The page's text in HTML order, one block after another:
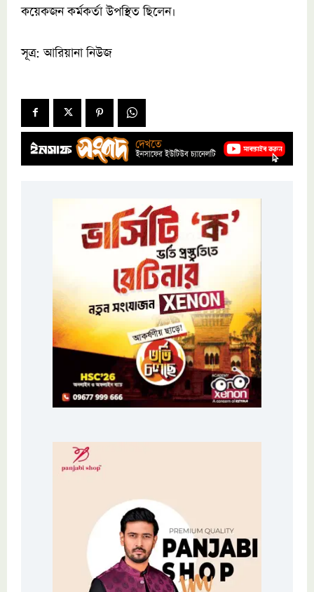
কয়েকজন কর্মকর্তা উপস্থিত ছিলেন।
সূত্র: আরিয়ানা নিউজ